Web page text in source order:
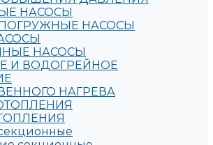
НАСОСЫ
НАСОСЫ
НАСОСЫ
И ВОДОГРЕЙНОЕ
НАГРЕВА